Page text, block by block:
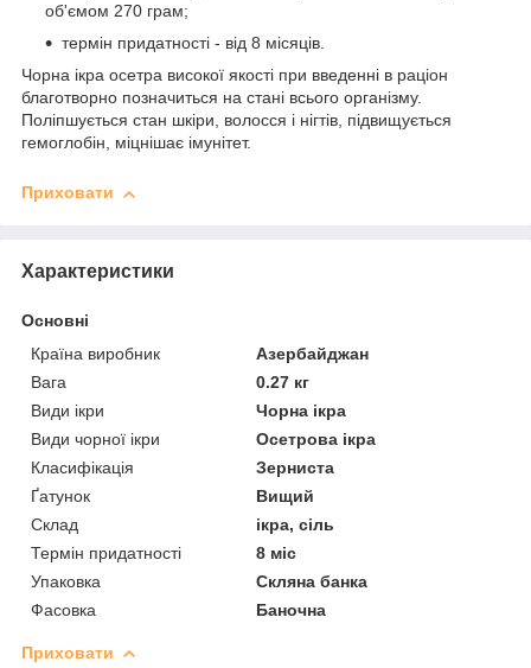
об'ємом 270 грам;
термін придатності - від 8 місяців.
Чорна ікра осетра високої якості при введенні в раціон
благотворно позначиться на стані всього організму.
Поліпшується стан шкіри, волосся і нігтів, підвищується
гемоглобін, міцнішає імунітет.
Приховати
Характеристики
Основні
Країна виробник
Азербайджан
Вага
0.27 кг
Види ікри
Чорна ікра
Види чорної ікри
Осетрова ікра
Класифікація
Зерниста
Ґатунок
Вищий
Склад
ікра, сіль
Термін придатності
8 міс
Упаковка
Скляна банка
Фасовка
Баночна
Приховати